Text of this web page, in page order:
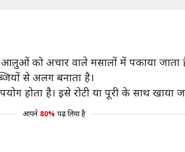
को अचार वाले मसालों में पकाया जाता
से अलग बनाता है।
होता है। इसे रोटी या पूरी के साथ खाया
आपने 80% पढ़ लिया है